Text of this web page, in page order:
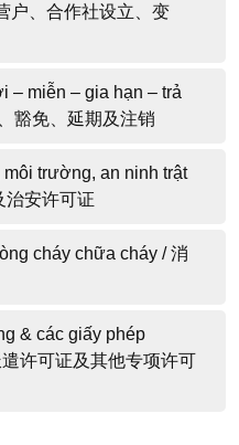
户、合作社设立、变
– miễn – gia hạn – trả
豁免、延期及注销
trường, an ninh trật
治安许可证
cháy chữa cháy / 消
& các giấy phép
许可证及其他专项许可